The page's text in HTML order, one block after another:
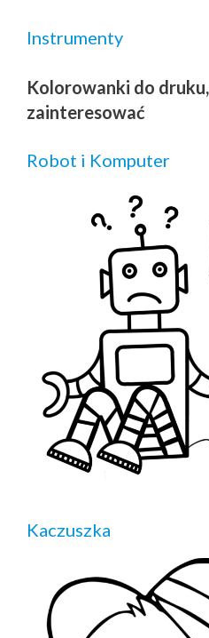
Instrumenty
Kolorowanki do
zainteresować
Robot i Komputer
Kaczuszka